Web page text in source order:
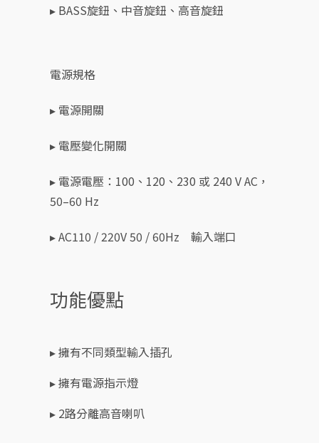
▸ BASS旋鈕、中音旋鈕、高音旋鈕
電源規格
▸ 電源開關
▸ 電壓變化開關
▸ 電源電壓：100、120、230 或 240 V AC，
50–60 Hz
▸ AC110 / 220V 50 / 60Hz 輸入端口
功能優點
▸ 擁有不同類型輸入插孔
▸ 擁有電源指示燈
▸ 2路分離高音喇叭